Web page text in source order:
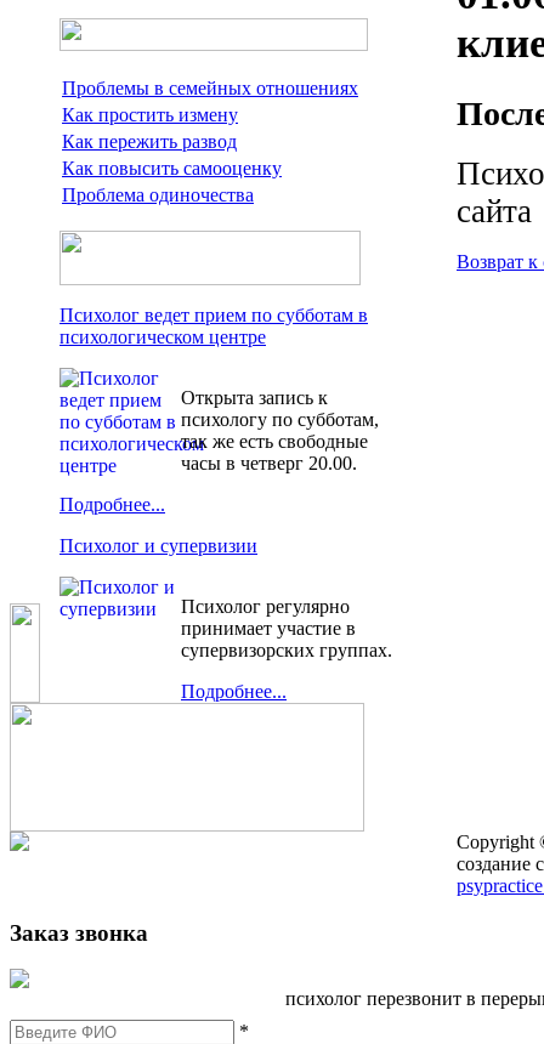
Проблемы в семейных отношениях
Как простить измену
Как пережить развод
Как повысить самооценку
Проблема одиночества
Психолог ведет прием по субботам в
психологическом центре
Открыта запись к
психологу по субботам,
так же есть свободные
часы в четверг 20.00.
Подробнее...
Психолог и супервизии
Психолог регулярно
принимает участие в
супервизорских группах.
Подробнее...
сайта
Возврат к
Copyright
создание
Заказ звонка
психолог перезвонит в
*